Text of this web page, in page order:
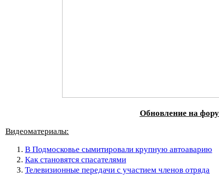
Обновление на
Видеоматериалы:
В Подмосковье сымитировали крупную автоаварию
Как становятся спасателями
Телевизионные передачи с участием членов отряда